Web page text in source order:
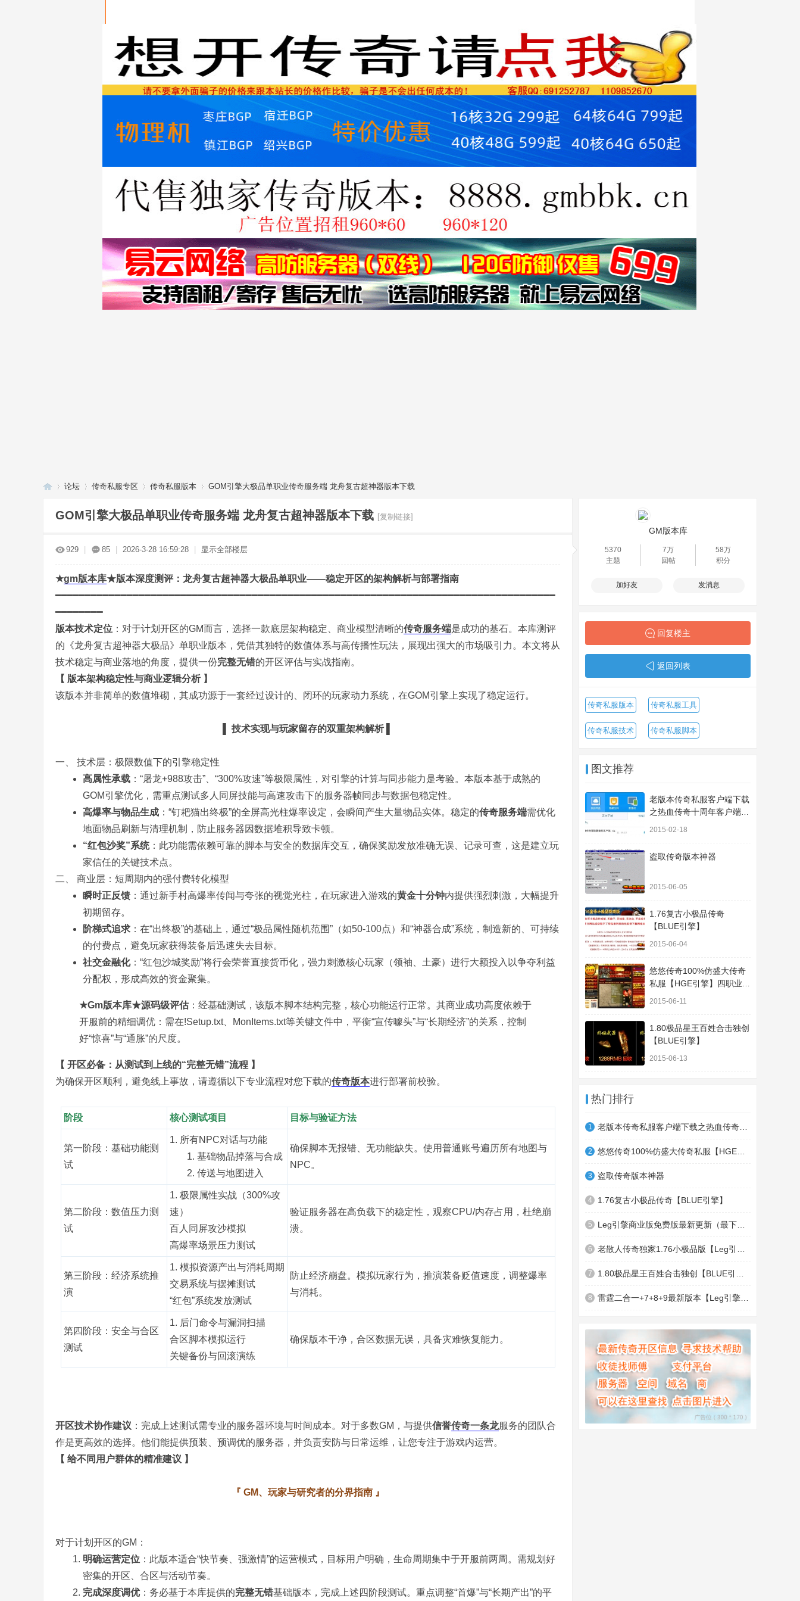
论坛 传奇私服专区 传奇私服版本 GOM引擎大极品单职业传奇服务端 龙舟复古超神器版本下载
GOM引擎大极品单职业传奇服务端 龙舟复古超神器版本下载 [复制链接]
929 85 2026-3-28 16:59:28 显示全部楼层
★gm版本库★版本深度测评：龙舟复古超神器大极品单职业——稳定开区的架构解析与部署指南
━━━━━━━━━━━━━━━━━━━━━━━━━━━━━━━━━━━━━━━━━━━━━━━━━━━━━━━━━━━━━━━━━━━━━━━━━━━━━━━━━━━━
━━━━━━━━
版本技术定位 ：对于计划开区的GM而言，选择一款底层架构稳定、商业模型清晰的传奇服务端是成功的基石。本库测评
的《龙舟复古超神器大极品》单职业版本，凭借其独特的数值体系与高传播性玩法，展现出强大的市场吸引力。本文将从
技术稳定与商业落地的角度，提供一份完整无错的开区评估与实战指南。
【 版本架构稳定性与商业逻辑分析 】
该版本并非简单的数值堆砌，其成功源于一套经过设计的、闭环的玩家动力系统，在GOM引擎上实现了稳定运行。
▌ 技术实现与玩家留存的双重架构解析 ▌
一、 技术层：极限数值下的引擎稳定性
高属性承载 ：“屠龙+988攻击”、“300%攻速”等极限属性，对引擎的计算与同步能力是考验。本版本基于成熟的
GOM引擎优化，需重点测试多人同屏技能与高速攻击下的服务器帧同步与数据包稳定性。
高爆率与物品生成 ：“钉耙猫出终极”的全屏高光柱爆率设定，会瞬间产生大量物品实体。稳定的传奇服务端需优化
地面物品刷新与清理机制，防止服务器因数据堆积导致卡顿。
“红包沙奖”系统：此功能需依赖可靠的脚本与安全的数据库交互，确保奖励发放准确无误、记录可查，这是建立玩
家信任的关键技术点。
二、 商业层：短周期内的强付费转化模型
瞬时正反馈 ：通过新手村高爆率传闻与夸张的视觉光柱，在玩家进入游戏的黄金十分钟内提供强烈刺激，大幅提升
初期留存。
阶梯式追求 ：在“出终极”的基础上，通过“极品属性随机范围”（如50-100点）和“神器合成”系统，制造新的、可持续
的付费点，避免玩家获得装备后迅速失去目标。
社交金融化：“红包沙城奖励”将行会荣誉直接货币化，强力刺激核心玩家（领袖、土豪）进行大额投入以争夺利益
分配权，形成高效的资金聚集。
★Gm版本库★源码级评估：经基础测试，该版本脚本结构完整，核心功能运行正常。其商业成功高度依赖于
开服前的精细调优：需在!Setup.txt、MonItems.txt等关键文件中，平衡“宣传噱头”与“长期经济”的关系，控制
好“惊喜”与“通胀”的尺度。
【 开区必备：从测试到上线的“完整无错”流程 】
为确保开区顺利，避免线上事故，请遵循以下专业流程对您下载的传奇版本进行部署前校验。
阶段 核心测试项目 目标与验证方法
第一阶段：基础功能测
试
1. 所有NPC对话与功能
基础物品掉落与合成
传送与地图进入
确保脚本无报错、无功能缺失。使用普通账号遍历所有地图与
NPC。
第二阶段：数值压力测
试
1. 极限属性实战（300%攻
速）
百人同屏攻沙模拟
高爆率场景压力测试
验证服务器在高负载下的稳定性，观察CPU/内存占用，杜绝崩
溃。
第三阶段：经济系统推
演
1. 模拟资源产出与消耗周期
交易系统与摆摊测试
“红包”系统发放测试
防止经济崩盘。模拟玩家行为，推演装备贬值速度，调整爆率
与消耗。
第四阶段：安全与合区
测试
1. 后门命令与漏洞扫描
合区脚本模拟运行
关键备份与回滚演练
确保版本干净，合区数据无误，具备灾难恢复能力。
开区技术协作建议 ：完成上述测试需专业的服务器环境与时间成本。对于多数GM，与提供信誉传奇一条龙服务的团队合
作是更高效的选择。他们能提供预装、预调优的服务器，并负责安防与日常运维，让您专注于游戏内运营。
【 给不同用户群体的精准建议 】
『 GM、玩家与研究者的分界指南 』
对于计划开区的GM：
明确运营定位 ：此版本适合“快节奏、强激情”的运营模式，目标用户明确，生命周期集中于开服前两周。需规划好
密集的开区、合区与活动节奏。
完成深度调优：务必基于本库提供的完整无错基础版本，完成上述四阶段测试。重点调整“首爆”与“长期产出”的平
GM版本库
5370
主题
7万
回帖
58万
积分
加好友 发消息
回复楼主
返回列表
传奇私服版本 传奇私服工具
传奇私服技术 传奇私服脚本
图文推荐
老版本传奇私服客户端下载
之热血传奇十周年客户端下
2015-02-18
盗取传奇版本神器
2015-06-05
1.76复古小极品传奇
【BLUE引擎】
2015-06-04
悠悠传奇100%仿盛大传奇
私服【HGE引擎】四职业疯
2015-06-11
1.80极品星王百姓合击独创
【BLUE引擎】
2015-06-13
热门排行
1
2
3 盗取传奇版本神器
4 1.76复古小极品传奇【BLUE引擎】
5
6
7
8